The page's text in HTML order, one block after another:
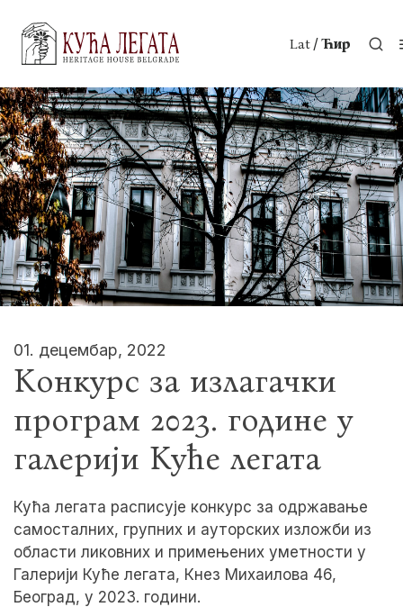
Lat /Ћир
01. децембар, 2022
Конкурс за излагачки
програм 2023. године у
галерији Куће легата
Кућа легата расписује конкурс за одржавање
самосталних, групних и ауторских изложби из
области ликовних и примењених уметности у
Галерији Куће легата, Кнез Михаилова 46,
Београд, у 2023. години.